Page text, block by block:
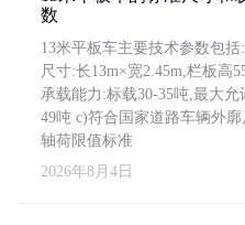
数
13米平板车主要技术参数包括
尺寸:长13m×宽2.45m,栏板高
承载能力:标载30-35吨,最大允
49吨 c)符合国家道路车辆外廓
轴荷限值标准
2026年8月4日